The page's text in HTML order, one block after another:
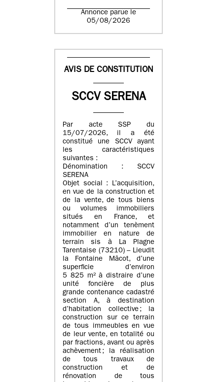
Annonce parue le
05/08/2026
AVIS DE CONSTITUTION
SCCV SERENA
Par acte SSP du
15/07/2026, il a été
constitué une SCCV ayant
les caractéristiques
suivantes :
Dénomination : SCCV
SERENA
Objet social : L’acquisition,
en vue de la construction et
de la vente, de tous biens
ou volumes immobiliers
situés en France, et
notamment d’un tenèment
immobilier en nature de
terrain sis à La Plagne
Tarentaise (73210) – Lieudit
la Fontaine Mâcot, d’une
superficie d’environ
5 825 m² à distraire d’une
unité foncière de plus
grande contenance cadastré
section A, à destination
d’habitation collective ; la
construction sur ce terrain
de tous immeubles en vue
de leur vente, en totalité ou
par fractions, avant ou après
achèvement ; la réalisation
de tous travaux de
construction et de
rénovation de tous